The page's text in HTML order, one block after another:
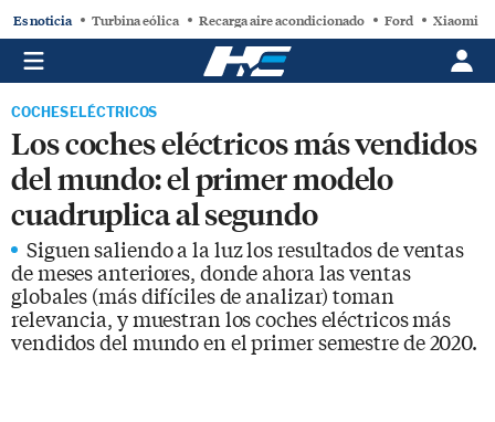
Es noticia Turbina eólica Recarga aire acondicionado Ford Xiaomi
COCHES ELÉCTRICOS
Los coches eléctricos más vendidos
del mundo: el primer modelo
cuadruplica al segundo
Siguen saliendo a la luz los resultados de ventas
de meses anteriores, donde ahora las ventas
globales (más difíciles de analizar) toman
relevancia, y muestran los coches eléctricos más
vendidos del mundo en el primer semestre de 2020.